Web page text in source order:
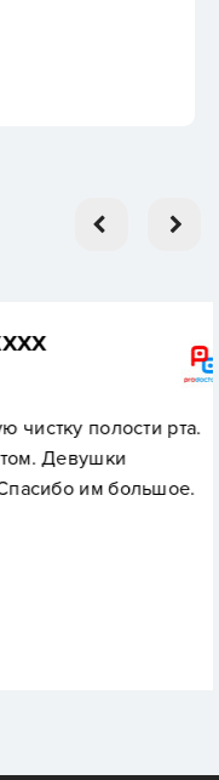
полости рта.
Девушки
им большое.